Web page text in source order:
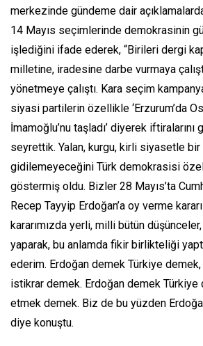
merkezinde gündeme dair
14 Mayıs seçimlerinde demokrasinin
işlediğini ifade ederek, “Birileri dergi
milletine, iradesine darbe vurmaya
yönetmeye çalıştı. Kara seçim
siyasi partilerin özellikle ‘Erzurum’da
İmamoğlu’nu taşladı’ diyerek
seyrettik. Yalan, kurgu, kirli siyasetle
gidilemeyeceğini Türk demokrasisi
göstermiş oldu. Bizler 28 Mayıs’ta
Recep Tayyip Erdoğan’a oy verme
kararımızda yerli, milli bütün
yaparak, bu anlamda fikir birlikteliği
ederim. Erdoğan demek Türkiye
istikrar demek. Erdoğan demek Türkiye
etmek demek. Biz de bu yüzden
diye konuştu.